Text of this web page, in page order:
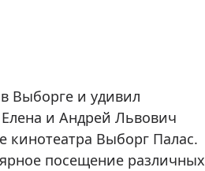
Выборге и удивил
и Андрей Львович
кинотеатра Выборг Палас.
посещение различных